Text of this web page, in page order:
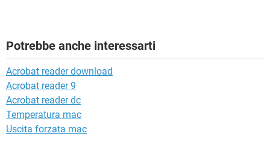
Potrebbe anche interessarti
Acrobat reader download
Acrobat reader 9
Acrobat reader dc
Temperatura mac
Uscita forzata mac